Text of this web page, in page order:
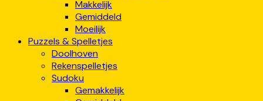
Makkelijk
Gemiddeld
Moeilijk
Puzzels & Spelletjes
Doolhoven
Rekenspelletjes
Sudoku
Gemakkelijk